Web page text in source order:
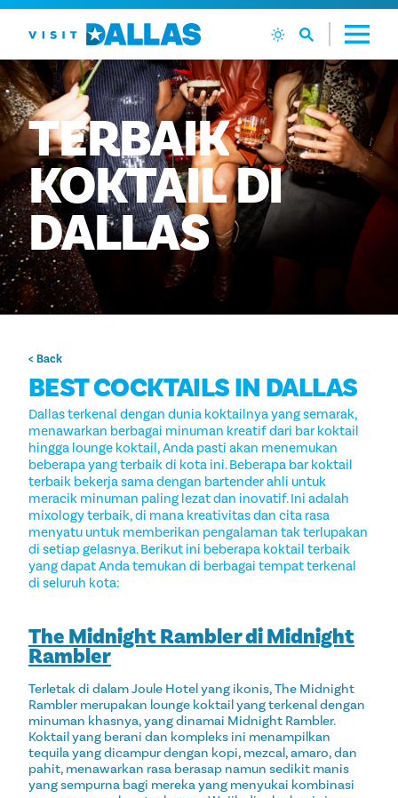
Langsung ke isi
TERBAIK
KOKTAILDI
DALLAS
< Back
BEST COCKTAILS IN DALLAS
Dallas terkenal dengan dunia koktailnya yang semarak,
menawarkan berbagai minuman kreatif dari bar koktail
hingga lounge koktail, Anda pasti akan menemukan
beberapa yang terbaik di kota ini. Beberapa bar koktail
terbaik bekerja sama dengan bartender ahli untuk
meracik minuman paling lezat dan inovatif. Ini adalah
mixology terbaik, di mana kreativitas dan cita rasa
menyatu untuk memberikan pengalaman tak terlupakan
di setiap gelasnya. Berikut ini beberapa koktail terbaik
yang dapat Anda temukan di berbagai tempat terkenal
di seluruh kota:
The Midnight Rambler di Midnight
Rambler
Terletak di dalam Joule Hotel yang ikonis, The Midnight
Rambler merupakan lounge koktail yang terkenal dengan
minuman khasnya, yang dinamai Midnight Rambler.
Koktail yang berani dan kompleks ini menampilkan
tequila yang dicampur dengan kopi, mezcal, amaro, dan
pahit, menawarkan rasa berasap namun sedikit manis
yang sempurna bagi mereka yang menyukai kombinasi